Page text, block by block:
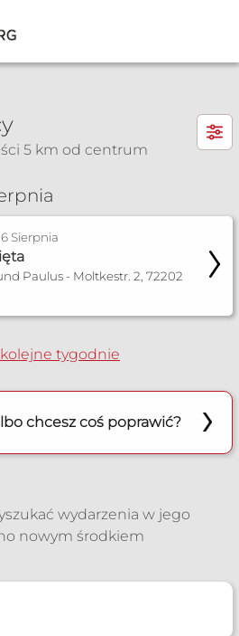
płodności
płodności
25
×
5 km od centrum
Sierpnia
Paulus - Moltkestr. 2, 72202
kolejne tygodnie
chcesz coś poprawić?
wydarzenia w jego
nowym środkiem